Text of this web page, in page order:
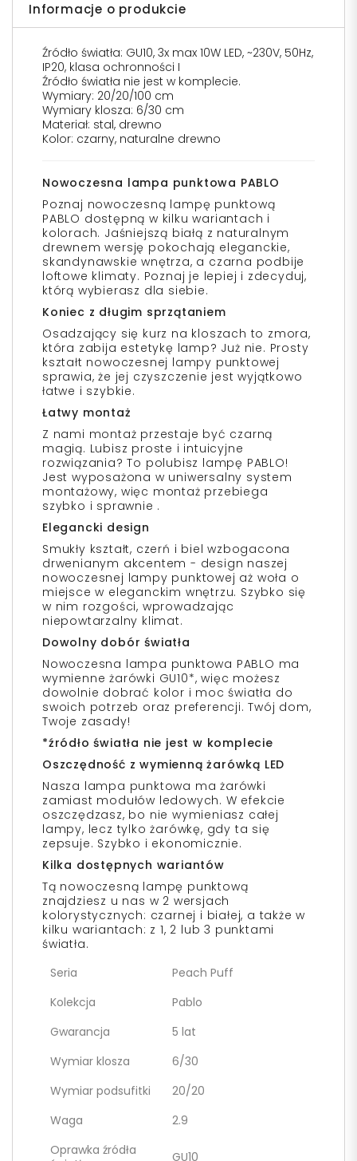
Informacje o produkcie
Źródło światła: GU10, 3x max 10W LED, ~230V, 50Hz,
IP20, klasa ochronności I
Źródło światła nie jest w komplecie.
Wymiary: 20/20/100 cm
Wymiary klosza: 6/30 cm
Materiał: stal, drewno
Kolor: czarny, naturalne drewno
Nowoczesna lampa punktowa PABLO
Poznaj nowoczesną lampę punktową
PABLO dostępną w kilku wariantach i
kolorach. Jaśniejszą białą z naturalnym
drewnem wersję pokochają eleganckie,
skandynawskie wnętrza, a czarna podbije
loftowe klimaty. Poznaj je lepiej i zdecyduj,
którą wybierasz dla siebie.
Koniec z długim sprzątaniem
Osadzający się kurz na kloszach to zmora,
która zabija estetykę lamp? Już nie. Prosty
kształt nowoczesnej lampy punktowej
sprawia, że jej czyszczenie jest wyjątkowo
łatwe i szybkie.
Łatwy montaż
Z nami montaż przestaje być czarną
magią. Lubisz proste i intuicyjne
rozwiązania? To polubisz lampę PABLO!
Jest wyposażona w uniwersalny system
montażowy, więc montaż przebiega
szybko i sprawnie .
Elegancki design
Smukły kształt, czerń i biel wzbogacona
drwenianym akcentem - design naszej
nowoczesnej lampy punktowej aż woła o
miejsce w eleganckim wnętrzu. Szybko się
w nim rozgości, wprowadzając
niepowtarzalny klimat.
Dowolny dobór światła
Nowoczesna lampa punktowa PABLO ma
wymienne żarówki GU10*, więc możesz
dowolnie dobrać kolor i moc światła do
swoich potrzeb oraz preferencji. Twój dom,
Twoje zasady!
*źródło światła nie jest w komplecie
Oszczędność z wymienną żarówką LED
Nasza lampa punktowa ma żarówki
zamiast modułów ledowych. W efekcie
oszczędzasz, bo nie wymieniasz całej
lampy, lecz tylko żarówkę, gdy ta się
zepsuje. Szybko i ekonomicznie.
Kilka dostępnych wariantów
Tą nowoczesną lampę punktową
znajdziesz u nas w 2 wersjach
kolorystycznych: czarnej i białej, a także w
kilku wariantach: z 1, 2 lub 3 punktami
światła.
Seria
Peach Puff
Kolekcja
Pablo
Gwarancja
5 lat
Wymiar klosza
6/30
Wymiar podsufitki
20/20
Waga
2.9
Oprawka źródła
GU10